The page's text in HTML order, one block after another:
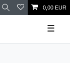
0,00 EUR
☰